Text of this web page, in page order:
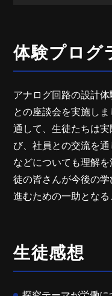
体験プログ
アナログ回路の設計
との座談会を実施し
通して、生徒たちは
び、社員との交流を
などについても理解
徒の皆さんが今後の
進むための一助となる
生徒感想